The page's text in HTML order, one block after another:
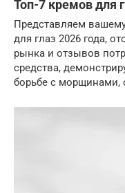
Топ-7 кремов для
Представляем
для глаз 2026 года,
рынка и отзывов
средства,
борьбе с морщинами,